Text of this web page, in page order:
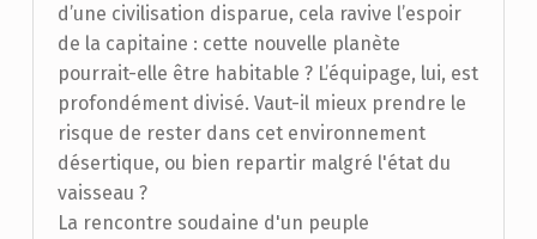
d’une civilisation disparue, cela ravive l’espoir
de la capitaine : cette nouvelle planète
pourrait-elle être habitable ? L’équipage, lui, est
profondément divisé. Vaut-il mieux prendre le
risque de rester dans cet environnement
désertique, ou bien repartir malgré l'état du
vaisseau ?
La rencontre soudaine d'un peuple